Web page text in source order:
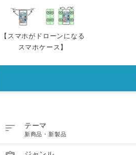
【スマホがドローンになる
スマホケース】
 テーマ
新商品・新製品